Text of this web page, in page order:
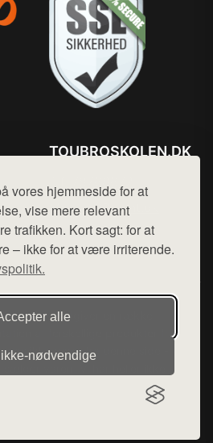
vores hjemmeside for at
vise mere relevant
trafikken. Kort sagt: for at
– ikke for at være irriterende.
alle
TOUBROSKOLEN.DK
Mail: hej@want.dk
Cookie- og privatlivspolitik
der udgiver en række
af forskellige produkter fra
ikke varer fra denne side - vi
sælger varen. Vi har heller ikke